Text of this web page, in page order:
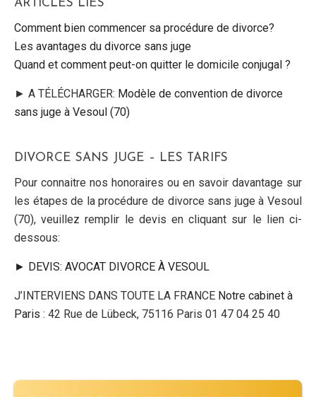
ARTICLES LIÉS
Comment bien commencer sa procédure de divorce?
Les avantages du divorce sans juge
Quand et comment peut-on quitter le domicile conjugal ?
► A TÉLÉCHARGER: Modèle de convention de divorce
sans juge à Vesoul (70)
DIVORCE SANS JUGE – LES TARIFS
Pour connaitre nos honoraires ou en savoir davantage sur
les étapes de la procédure de divorce sans juge à Vesoul
(70), veuillez remplir le devis en cliquant sur le lien ci-
dessous:
► DEVIS: AVOCAT DIVORCE À VESOUL
J’INTERVIENS DANS TOUTE LA FRANCE Notre cabinet à
Paris : 42 Rue de Lübeck, 75116 Paris 01 47 04 25 40